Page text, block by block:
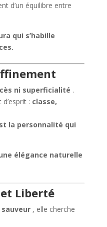
d’un équilibre entre
qui s’habille
ni superficialité .
: classe,
la personnalité qui
une élégance naturelle
Liberté
sauveur, elle cherche